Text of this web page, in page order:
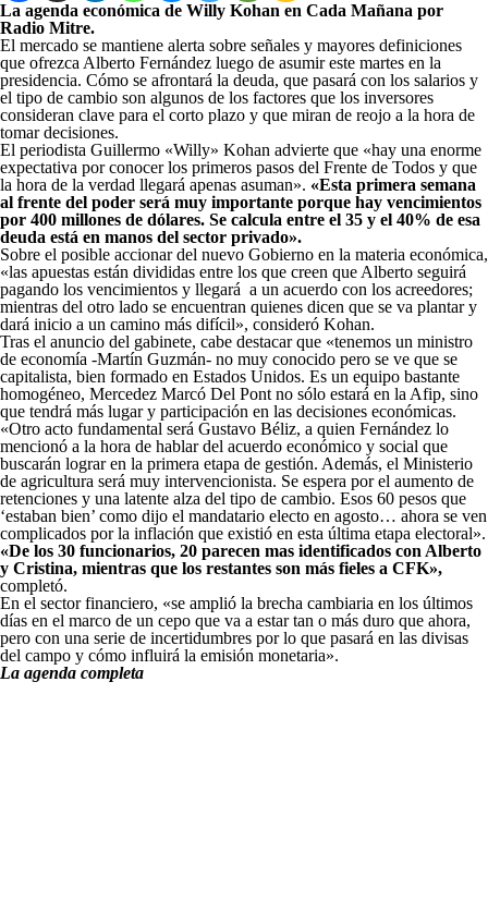
La agenda económica de Willy Kohan en Cada Mañana por
Radio Mitre.
El mercado se mantiene alerta sobre señales y mayores definiciones
que ofrezca Alberto Fernández luego de asumir este martes en la
presidencia. Cómo se afrontará la deuda, que pasará con los salarios y
el tipo de cambio son algunos de los factores que los inversores
consideran clave para el corto plazo y que miran de reojo a la hora de
tomar decisiones.
El periodista Guillermo «Willy» Kohan advierte que «hay una enorme
expectativa por conocer los primeros pasos del Frente de Todos y que
la hora de la verdad llegará apenas asuman». «Esta primera semana
al frente del poder será muy importante porque hay vencimientos
por 400 millones de dólares. Se calcula entre el 35 y el 40% de esa
deuda está en manos del sector privado».
Sobre el posible accionar del nuevo Gobierno en la materia económica,
«las apuestas están divididas entre los que creen que Alberto seguirá
pagando los vencimientos y llegará a un acuerdo con los acreedores;
mientras del otro lado se encuentran quienes dicen que se va plantar y
dará inicio a un camino más difícil», consideró Kohan.
Tras el anuncio del gabinete, cabe destacar que «tenemos un ministro
de economía -Martín Guzmán- no muy conocido pero se ve que se
capitalista, bien formado en Estados Unidos. Es un equipo bastante
homogéneo, Mercedez Marcó Del Pont no sólo estará en la Afip, sino
que tendrá más lugar y participación en las decisiones económicas.
«Otro acto fundamental será Gustavo Béliz, a quien Fernández lo
mencionó a la hora de hablar del acuerdo económico y social que
buscarán lograr en la primera etapa de gestión. Además, el Ministerio
de agricultura será muy intervencionista. Se espera por el aumento de
retenciones y una latente alza del tipo de cambio. Esos 60 pesos que
‘estaban bien’ como dijo el mandatario electo en agosto… ahora se ven
complicados por la inflación que existió en esta última etapa electoral».
«De los 30 funcionarios, 20 parecen mas identificados con Alberto
y Cristina, mientras que los restantes son más fieles a CFK»,
completó.
En el sector financiero, «se amplió la brecha cambiaria en los últimos
días en el marco de un cepo que va a estar tan o más duro que ahora,
pero con una serie de incertidumbres por lo que pasará en las divisas
del campo y cómo influirá la emisión monetaria».
La agenda completa